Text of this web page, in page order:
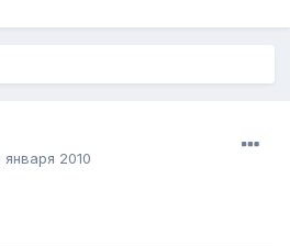
января 2010